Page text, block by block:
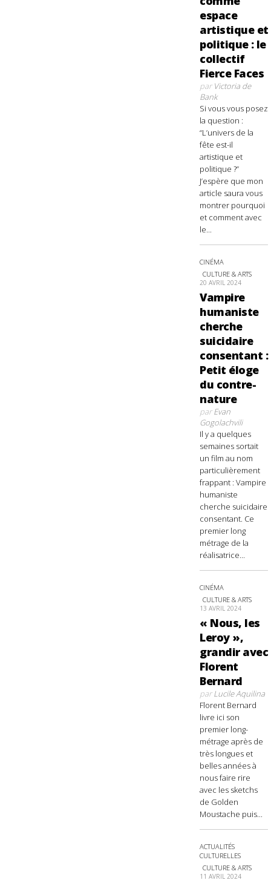
espace
artistique et
politique : le
collectif
Fierce Faces
parVictoria de
Bank
Si vous vous posez
la question :
“L’univers de la
fête est-il
artistique et
politique ?”
J’espère que mon
article saura vous
montrer pourquoi
et comment avec
le...
CINÉMA
CULTURE & ARTS
20 AVRIL 2024
Vampire
humaniste
cherche
suicidaire
consentant :
Petit éloge
du contre-
nature
parEvan
Gogolachvili
Il y a quelques
semaines sortait
un film au nom
particulièrement
frappant : Vampire
humaniste
cherche suicidaire
consentant. Ce
premier long
métrage de la
réalisatrice...
CINÉMA
CULTURE & ARTS
13 AVRIL 2024
« Nous, les
Leroy »,
grandir avec
Florent
Bernard
parLucile Aquilina
Florent Bernard
livre ici son
premier long-
métrage après de
très longues et
belles années à
nous faire rire
avec les sketchs
de Golden
Moustache puis...
ACTUALITÉS
CULTURELLES
CULTURE & ARTS
11 AVRIL 2024